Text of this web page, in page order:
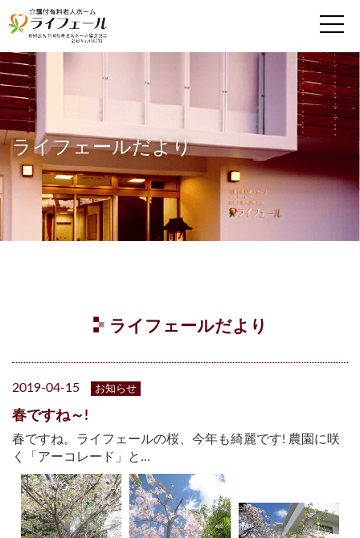
MENU
ライフェールだより
ライフェールだより
2019-04-15 お知らせ
春ですね～!
春ですね。ライフェールの桜、今年も綺麗です! 農園に咲
く「アーコレード」と…